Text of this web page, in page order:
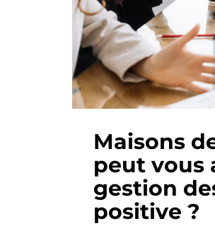
Maisons
peut vous
gestion
positive ?